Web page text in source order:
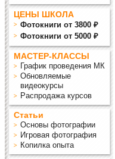
ЦЕНЫ ШКОЛА
Фотокниги от 3800 ₽
Фотокниги от 5000 ₽
МАСТЕР-КЛАССЫ
График проведения МК
Обновляемые
видеокурсы
Распродажа курсов
Статьи
Основы фотографии
Игровая фотография
Копилка опыта